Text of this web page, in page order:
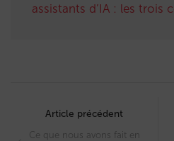
assistants d’IA : les trois
navigation
Article précédent
Ce que nous avons fait en